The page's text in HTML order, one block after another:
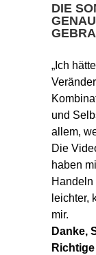
DIE
„Ich
und
allem,
Die
haben
Handeln
leichter,
mir.
Danke,